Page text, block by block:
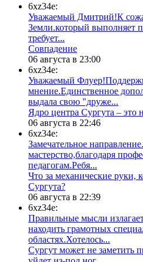
6xz34e:
Уважаемый Дмитрий!К
Земли.который выполняет
требует...
​Совпадение
06 августа в 23:00
6xz34e:
Уважаемый
мнение.Единственное
выдала свою "друже...
​Ядро центра Сургута ‒ это
06 августа в 22:46
6xz34e:
Замечательное
мастерство,благодаря
педагогам.Ребя...
​Что за механические руки,
Сургута?
06 августа в 22:39
6xz34e:
Правильные мысли
находить грамотных
областях.Хотелось...
Сургут может не заметить